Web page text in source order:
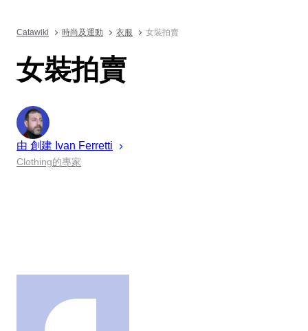
Catawiki 時尚及運動 衣服 女裝拍賣
女裝拍賣
由 創建 Ivan Ferretti
Clothing的專家